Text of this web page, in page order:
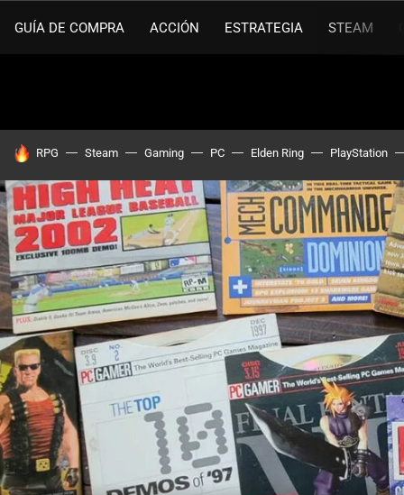
GUÍA DE COMPRA ACCIÓN ESTRATEGIA STEAM
HOY SE HABLA DE
RPG Steam Gaming PC Elden Ring PlayStation